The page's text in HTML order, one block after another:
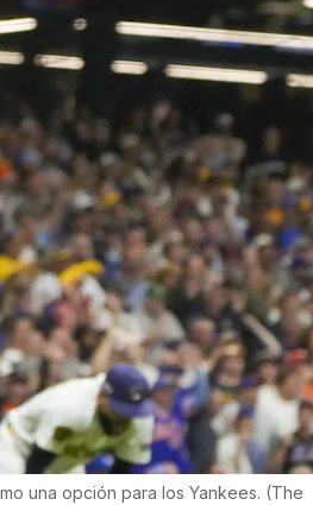
una opción para los Yankees. (The